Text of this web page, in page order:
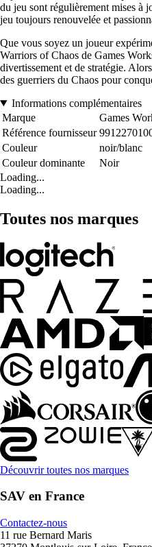
du jeu sont régulièrement mises à
jeu toujours renouvelée et
Que vous soyez un joueur
Warriors of Chaos de Games
divertissement et de stratégie.
des guerriers du Chaos pour
Informations complémentaires
Marque
Games
Référence fournisseur
Couleur
noir/blanc
Couleur dominante
Noir
Loading...
Loading...
Toutes nos marques
Découvrir toutes nos marques
SAV en France
Contactez-nous
11 rue Bernard Maris